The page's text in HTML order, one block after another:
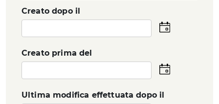
Creato dopo il
Seleziona
la
Creato prima del
Seleziona
la
Ultima modifica effettuata dopo il